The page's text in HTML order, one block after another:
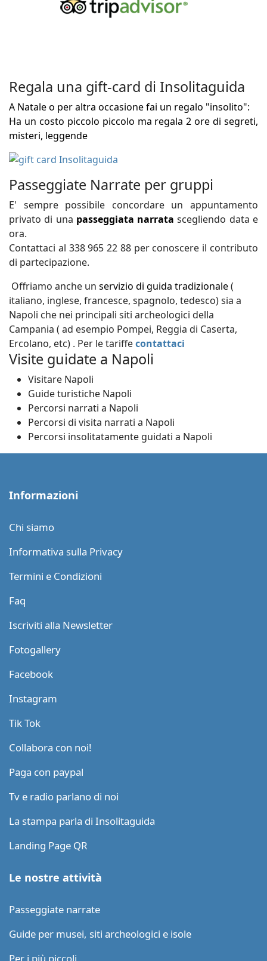
Regala una gift-card di Insolitaguida
A Natale o per altra occasione fai un regalo "insolito":
Ha un costo piccolo piccolo ma regala 2 ore di segreti,
misteri, leggende
Passeggiate Narrate per gruppi
E' sempre possibile concordare un appuntamento
privato di una passeggiata narrata scegliendo data e
ora.
Contattaci al 338 965 22 88 per conoscere il contributo
di partecipazione.
Offriamo anche un servizio di guida tradizionale(
italiano, inglese, francesce, spagnolo, tedesco) sia a
Napoli che nei principali siti archeologici della
Campania ( ad esempio Pompei, Reggia di Caserta,
Ercolano, etc) . Per le tariffecontattaci
Visite guidate a Napoli
Visitare Napoli
Guide turistiche Napoli
Percorsi narrati a Napoli
Percorsi di visita narrati a Napoli
Percorsi insolitatamente guidati a Napoli
Informazioni
Chi siamo
Informativa sulla Privacy
Termini e Condizioni
Faq
Iscriviti alla Newsletter
Fotogallery
Facebook
Instagram
Tik Tok
Collabora con noi!
Paga con paypal
Tv e radio parlano di noi
La stampa parla di Insolitaguida
Landing Page QR
Le nostre attività
Passeggiate narrate
Guide per musei, siti archeologici e isole